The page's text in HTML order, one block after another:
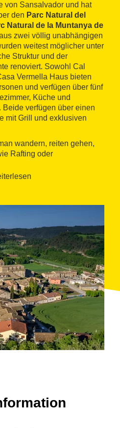
von Sansalvador und hat
den Parc Natural del
Natural de la Muntanya de
zwei völlig unabhängigen
weitest möglicher unter
Struktur und der
renoviert. Sowohl Cal
Vermella Haus bieten
und verfügen über fünf
Küche und
verfügen über einen
mit Grill und exklusiven
wandern, reiten gehen,
Rafting oder
15 Minuten Fahrt entfernt